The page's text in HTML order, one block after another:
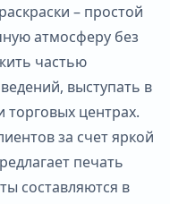
– простой
атмосферу без
частью
выступать в
торговых центрах.
за счет яркой
печать
составляются в